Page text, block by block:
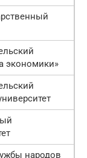
экономики»
народов